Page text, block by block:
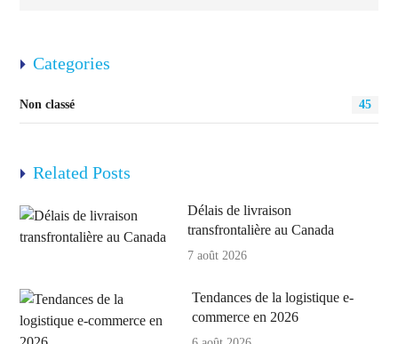
Categories
Non classé 45
Related Posts
Délais de livraison
transfrontalière au Canada
7 août 2026
Tendances de la logistique e-
commerce en 2026